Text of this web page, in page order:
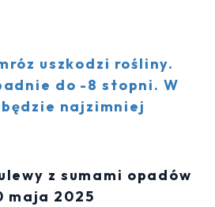
uszkodzi rośliny.
do -8 stopni. W
najzimniej
z sumami opadów
maja 2025